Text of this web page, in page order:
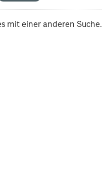
mit einer anderen Suche.